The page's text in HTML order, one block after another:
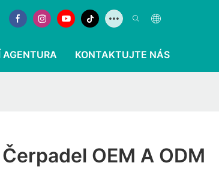
KONTAKTUJTE NÁS
OEM A ODM